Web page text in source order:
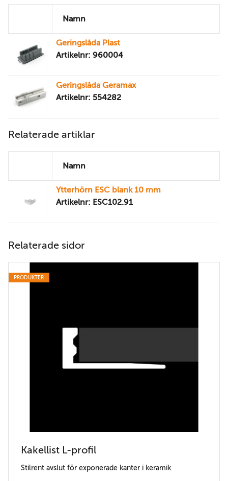
Namn
Geringslåda Plast
Artikelnr: 960004
Geringslåda Geramax
Artikelnr: 554282
Relaterade artiklar
Namn
Ytterhörn ESC blank 10 mm
Artikelnr: ESC102.91
Relaterade sidor
PRODUKTER
Kakellist L-profil
Stilrent avslut för exponerade kanter i keramik